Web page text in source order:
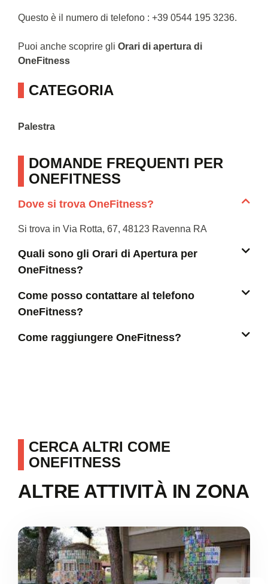
Questo è il numero di telefono : +39 0544 195 3236.
Puoi anche scoprire gli Orari di apertura di
OneFitness
CATEGORIA
Palestra
DOMANDE FREQUENTI PER
ONEFITNESS
Dove si trova OneFitness?
Si trova in Via Rotta, 67, 48123 Ravenna RA
Quali sono gli Orari di Apertura per
OneFitness?
Come posso contattare al telefono
OneFitness?
Come raggiungere OneFitness?
CERCA ALTRI COME
ONEFITNESS
ALTRE ATTIVITÀ IN ZONA